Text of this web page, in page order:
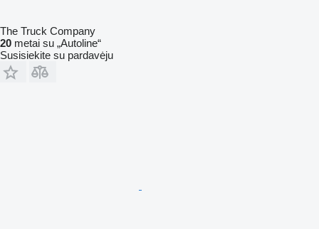
The Truck Company
20 metai su „Autoline“
Susisiekite su pardavėju